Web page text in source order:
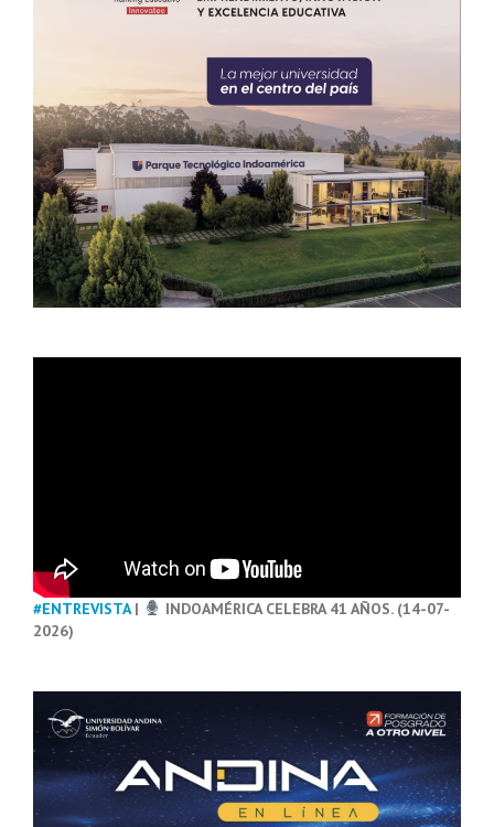
#ENTREVISTA|
INDOAMÉRICA CELEBRA 41 AÑOS. (14-07-
2026)